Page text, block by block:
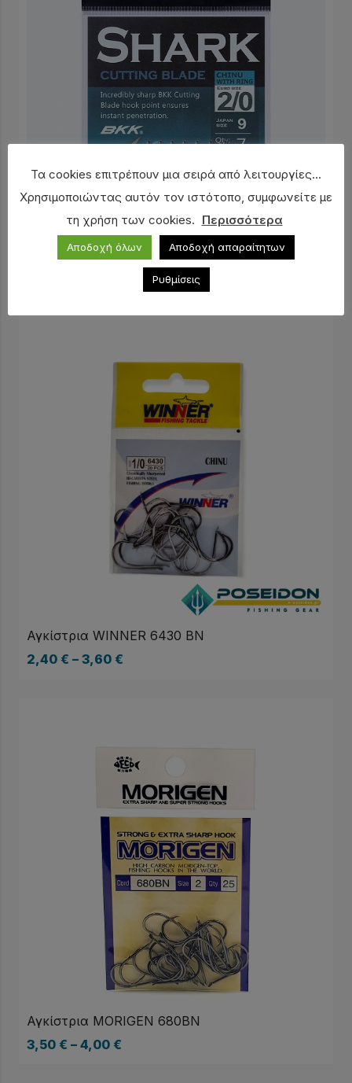
Αγκίστρι BKK Chinu-R Shark
Αγκίστρια WINNER 6430 BN
2,40 € – 3,60 €
Αγκίστρια MORIGEN 680BN
3,50 € – 4,00 €
Τα cookies επιτρέπουν μια σειρά από λειτουργίες...
Χρησιμοποιώντας αυτόν τον ιστότοπο, συμφωνείτε με
τη χρήση των cookies. Περισσότερα
Αποδοχή όλων Αποδοχή απαραίτητων
Ρυθμίσεις